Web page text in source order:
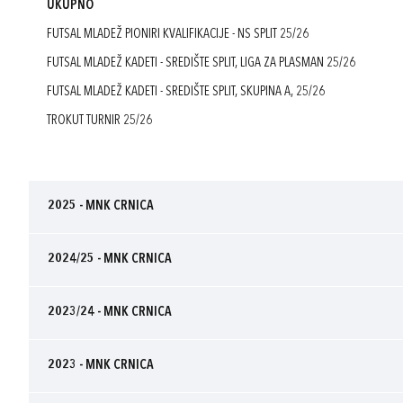
UKUPNO
FUTSAL MLADEŽ PIONIRI KVALIFIKACIJE - NS SPLIT 25/26
FUTSAL MLADEŽ KADETI - SREDIŠTE SPLIT, LIGA ZA PLASMAN 25/26
FUTSAL MLADEŽ KADETI - SREDIŠTE SPLIT, SKUPINA A, 25/26
TROKUT TURNIR 25/26
2025 - MNK CRNICA
2024/25 - MNK CRNICA
2023/24 - MNK CRNICA
2023 - MNK CRNICA